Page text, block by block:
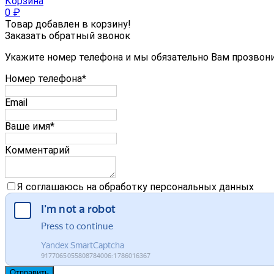
0 ₽
Товар добавлен в корзину!
Заказать обратный звонок
Укажите номер телефона и мы обязательно Вам
Номер телефона*
Email
Ваше имя*
Комментарий
Я соглашаюсь на обработку персональных данных